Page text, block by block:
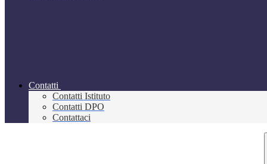
Contatti
Contatti Istituto
Contatti DPO
Contattaci